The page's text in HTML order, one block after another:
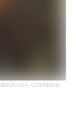
CUMBRIA